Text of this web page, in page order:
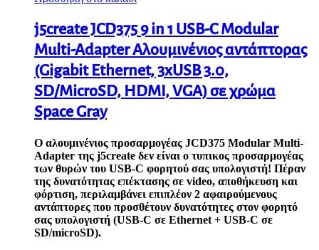
j5create JCD375 9 in 1 USB-C Modular
Multi-Adapter Αλουμινένιος αντάπτορας
(Gigabit Ethernet, 3xUSB 3.0,
SD/MicroSD, HDMI, VGA) σε χρώμα
Space Gray
Ο αλουμινένιος προσαρμογέας JCD375 Modular Multi-
Adapter της j5create δεν είναι ο τυπικος προσαρμογέας
των θυρών του USB-C φορητού σας υπολογιστή! Πέραν
της δυνατότητας επέκτασης σε video, αποθήκευση και
φόρτιση, περιλαμβάνει επιπλέον 2 αφαιρούμενους
αντάπτορες που προσθέτουν δυνατότητες στον φορητό
σας υπολογιστή (USB-C σε Ethernet + USB-C σε
SD/microSD).